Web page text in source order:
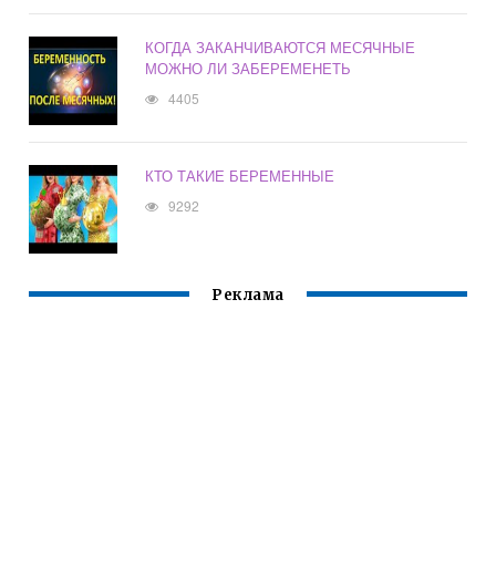
КОГДА ЗАКАНЧИВАЮТСЯ МЕСЯЧНЫЕ
МОЖНО ЛИ ЗАБЕРЕМЕНЕТЬ
4405
КТО ТАКИЕ БЕРЕМЕННЫЕ
9292
Реклама